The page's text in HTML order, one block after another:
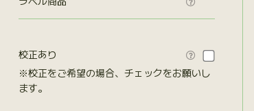
校正あり 
※校正をご希望の場合、チェックをお願いし
ます。